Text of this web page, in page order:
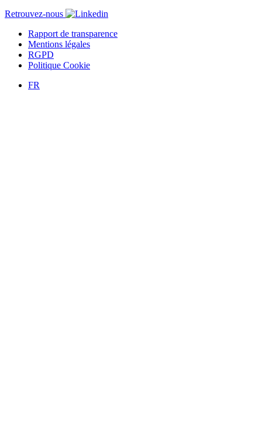
Retrouvez-nous
Rapport de transparence
Mentions légales
RGPD
Politique Cookie
FR